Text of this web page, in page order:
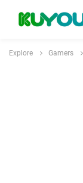
Explore Gamers